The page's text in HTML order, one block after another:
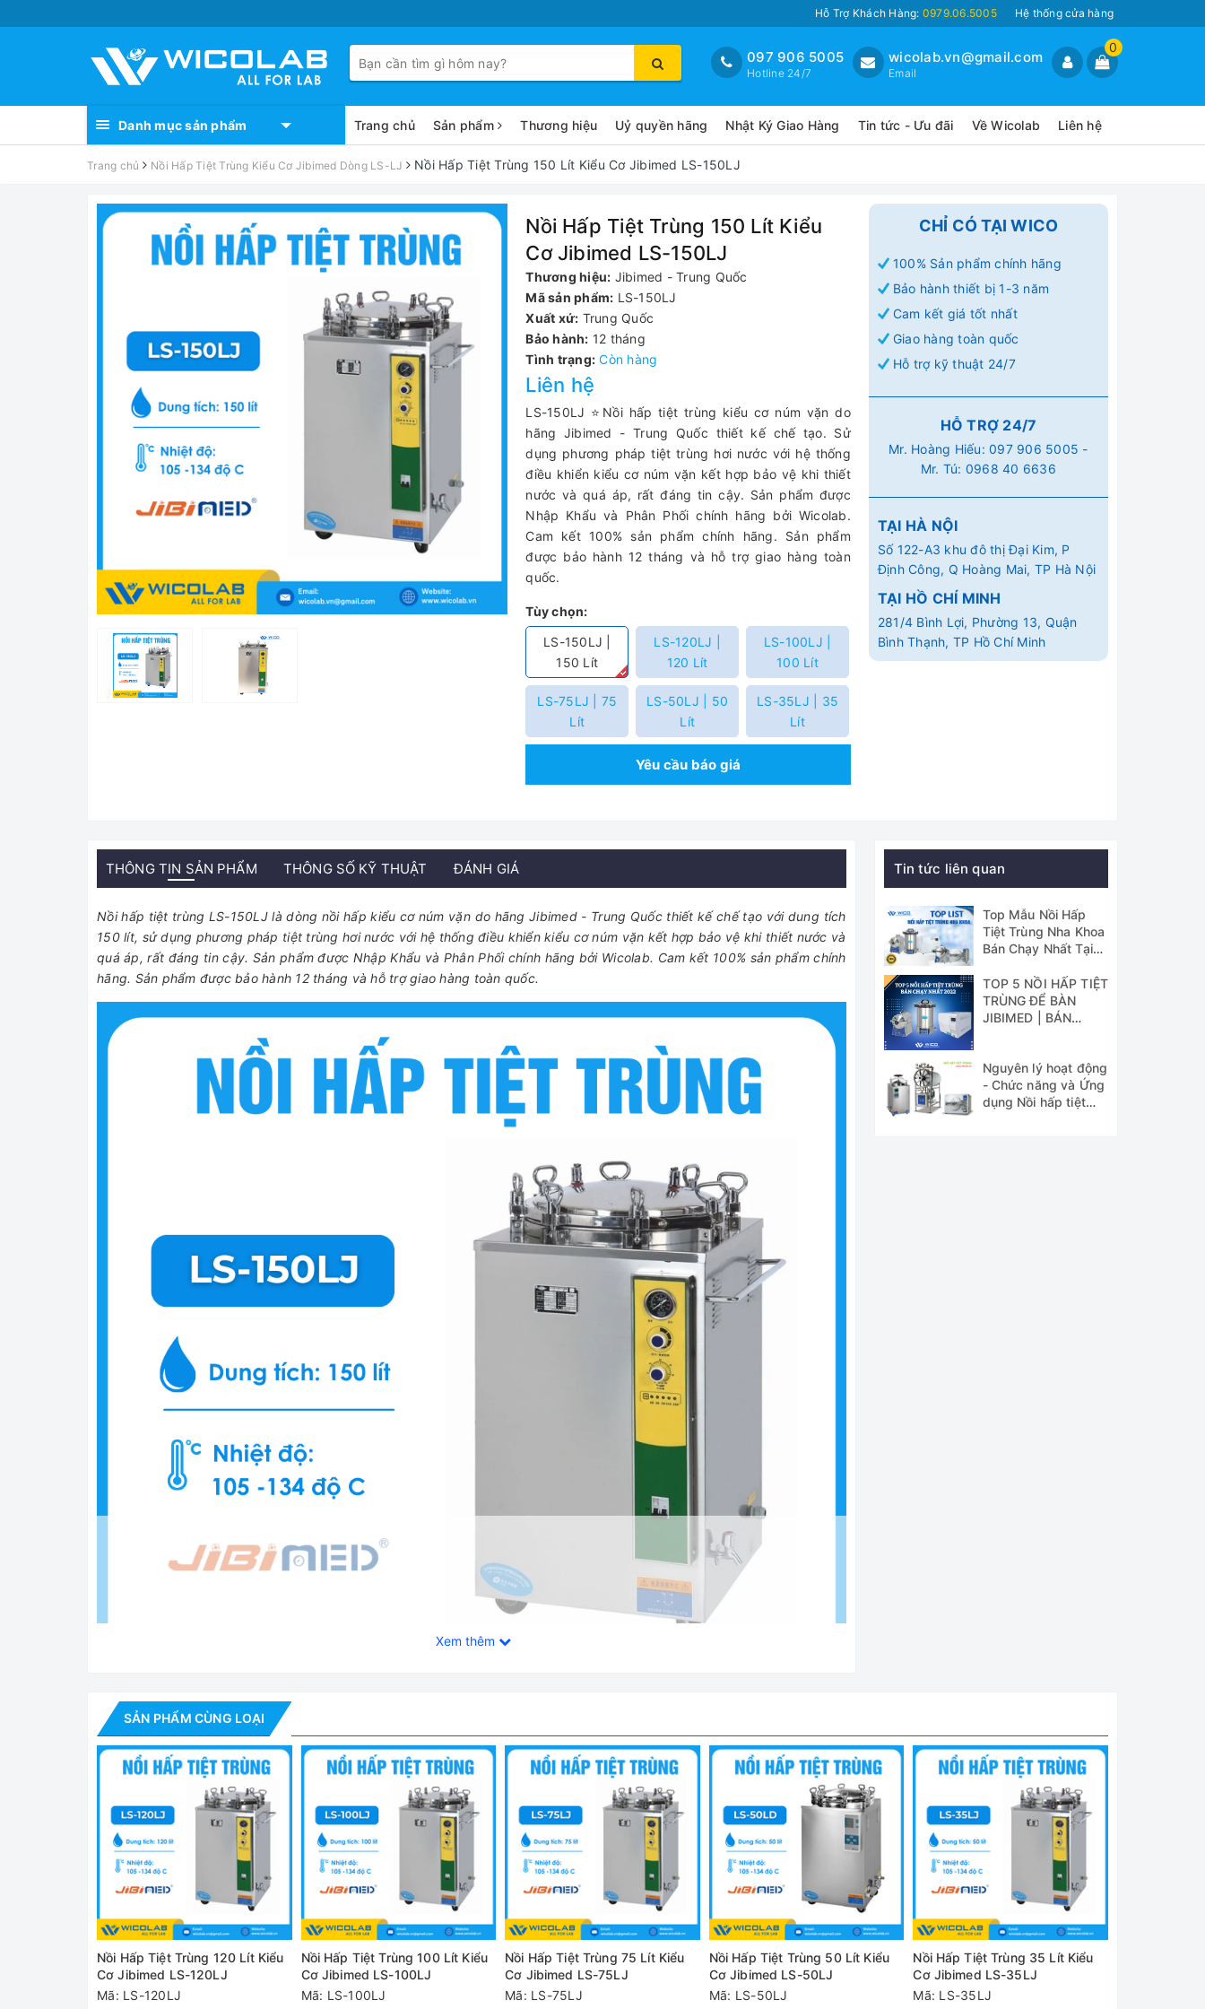
Hỗ Trợ Khách Hàng: 0979.06.5005 Hệ thống cửa hàng
0
wicolab.vn@gmail.com
Email
097 906 5005
Hotline 24/7
Danh mục sản phẩm Trang chủ Sản phẩm Thương hiệu Uỷ quyền hãng Nhật Ký Giao Hàng Tin tức - Ưu đãi Về Wicolab Liên hệ
Trang chủ Nồi Hấp Tiệt Trùng Kiểu Cơ Jibimed Dòng LS-LJ Nồi Hấp Tiệt Trùng 150 Lít Kiểu Cơ Jibimed LS-150LJ
Nồi Hấp Tiệt Trùng 150 Lít Kiểu
Cơ Jibimed LS-150LJ
Thương hiệu: Jibimed - Trung Quốc
Mã sản phẩm: LS-150LJ
Xuất xứ: Trung Quốc
Bảo hành: 12 tháng
Tình trạng: Còn hàng
Liên hệ
LS-150LJ ⭐Nồi hấp tiệt trùng kiểu cơ núm vặn do
hãng Jibimed - Trung Quốc thiết kế chế tạo. Sử
dụng phương pháp tiệt trùng hơi nước với hệ thống
điều khiển kiểu cơ núm vặn kết hợp bảo vệ khi thiết
nước và quá áp, rất đáng tin cậy. Sản phẩm được
Nhập Khẩu và Phân Phối chính hãng bởi Wicolab.
Cam kết 100% sản phẩm chính hãng. Sản phẩm
được bảo hành 12 tháng và hỗ trợ giao hàng toàn
quốc.
Tùy chọn:
LS-150LJ |
150 Lít
LS-120LJ |
120 Lít
LS-100LJ |
100 Lít
LS-75LJ | 75
Lít
LS-50LJ | 50
Lít
LS-35LJ | 35
Lít
Yêu cầu báo giá
CHỈ CÓ TẠI WICO
100% Sản phẩm chính hãng
Bảo hành thiết bị 1-3 năm
Cam kết giá tốt nhất
Giao hàng toàn quốc
Hỗ trợ kỹ thuật 24/7
HỖ TRỢ 24/7
Mr. Hoàng Hiếu:097 906 5005 -
Mr. Tú: 0968 40 6636
TẠI HÀ NỘI
Số 122-A3 khu đô thị Đại Kim, P
Định Công, Q Hoàng Mai, TP Hà Nội
TẠI HỒ CHÍ MINH
281/4 Bình Lợi, Phường 13, Quận
Bình Thạnh, TP Hồ Chí Minh
THÔNG TIN SẢN PHẨM THÔNG SỐ KỸ THUẬT ĐÁNH GIÁ
Nồi hấp tiệt trùng LS-150LJ là dòng nồi hấp kiểu cơ núm vặn do hãng Jibimed - Trung Quốc thiết kế chế tạo với dung tích
150 lít, sử dụng phương pháp tiệt trùng hơi nước với hệ thống điều khiển kiểu cơ núm vặn kết hợp bảo vệ khi thiết nước và
quá áp, rất đáng tin cậy. Sản phẩm được Nhập Khẩu và Phân Phối chính hãng bởi Wicolab. Cam kết 100% sản phẩm chính
hãng. Sản phẩm được bảo hành 12 tháng và hỗ trợ giao hàng toàn quốc.
Nồi Hấp Tiệt Trùng Kiểu Cơ Jibimed LS-150LJ
Ứng dụng:
Sử dụng hơi bão hòa để tiệt trùng, dùng trong các bệnh viện, trung tâm chăm sóc sức khỏe cộng đồng, trạm y tế, phòng
khám, nhà máy, viện nghiên cứu… để tiệt trùng các dụng cụ, thiết bị y tế, quần áo phẫu thuật, dung dịch, môi trường nuôi
cấy ...
Tính năng nổi bật:
✅ Bộ điều khiển áp suất – nhiệt độ hoàn toàn tự động, với van an toàn, van xả
✅ Đồng hồ hiển thị áp lực và nhiệt độ.
Xem thêm
Tin tức liên quan
Top Mẫu Nồi Hấp
Tiệt Trùng Nha Khoa
Bán Chạy Nhất Tại
TOP 5 NỒI HẤP TIỆT
TRÙNG ĐỂ BÀN
JIBIMED | BÁN
Nguyên lý hoạt động
- Chức năng và Ứng
dụng Nồi hấp tiệt
SẢN PHẨM CÙNG LOẠI
Nồi Hấp Tiệt Trùng 120 Lít Kiểu
Cơ Jibimed LS-120LJ
Mã: LS-120LJ
Nồi Hấp Tiệt Trùng 100 Lít Kiểu
Cơ Jibimed LS-100LJ
Mã: LS-100LJ
Nồi Hấp Tiệt Trùng 75 Lít Kiểu
Cơ Jibimed LS-75LJ
Mã: LS-75LJ
Nồi Hấp Tiệt Trùng 50 Lít Kiểu
Cơ Jibimed LS-50LJ
Mã: LS-50LJ
Nồi Hấp Tiệt Trùng 35 Lít Kiểu
Cơ Jibimed LS-35LJ
Mã: LS-35LJ